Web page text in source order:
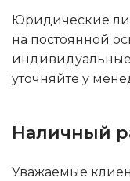
Юридические
на постоянной
уточняйте у
Наличный
Уважаемые